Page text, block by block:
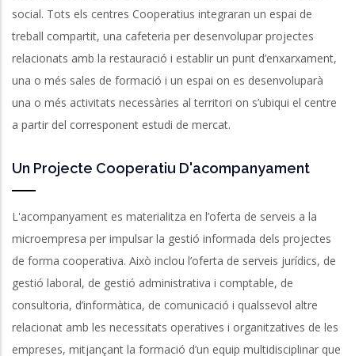
social. Tots els centres Cooperatius integraran un espai de
treball compartit, una cafeteria per desenvolupar projectes
relacionats amb la restauració i establir un punt d’enxarxament,
una o més sales de formació i un espai on es desenvoluparà
una o més activitats necessàries al territori on s’ubiqui el centre
a partir del corresponent estudi de mercat.
Un Projecte Cooperatiu D'acompanyament
L'acompanyament es materialitza en l’oferta de serveis a la
microempresa per impulsar la gestió informada dels projectes
de forma cooperativa. Això inclou l’oferta de serveis jurídics, de
gestió laboral, de gestió administrativa i comptable, de
consultoria, d’informàtica, de comunicació i qualssevol altre
relacionat amb les necessitats operatives i organitzatives de les
empreses, mitjançant la formació d’un equip multidisciplinar que